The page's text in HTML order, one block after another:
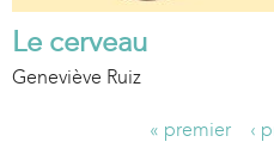
Le cerveau
Geneviève Ruiz
« premier ‹